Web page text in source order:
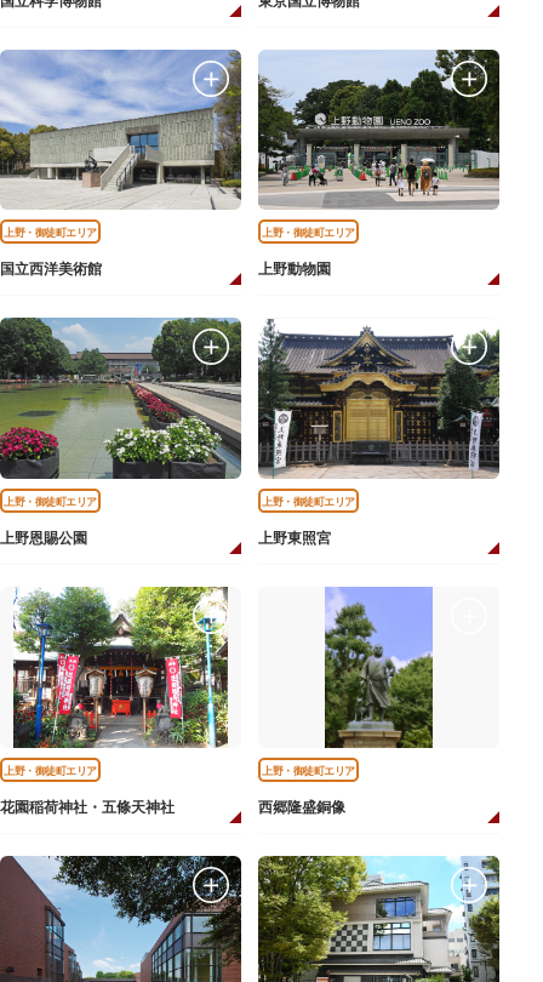
上野・御徒町エリア
国立西洋美術館
上野・御徒町エリア
上野動物園
上野・御徒町エリア
上野恩賜公園
上野・御徒町エリア
上野東照宮
上野・御徒町エリア
花園稲荷神社・五條天神社
上野・御徒町エリア
西郷隆盛銅像